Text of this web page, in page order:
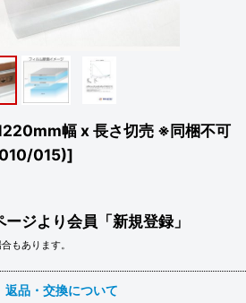
幅 x 長さ切売 ※同梱不可
015)]
ジより会員「新規登録」
もあります。
返品・交換について